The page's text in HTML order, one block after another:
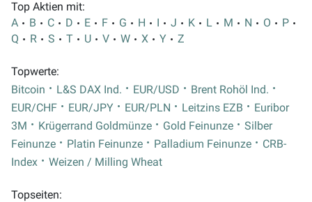
Top Aktien mit:
A
B C D E F G H I J K L M N O
P
Q
R S T U V W X Y Z
Topwerte:
Bitcoin
L&S DAX Ind. EUR/USD
Brent Rohöl Ind.
EUR/CHF
EUR/JPY EUR/PLN Leitzins EZB
Euribor
3M
Krügerrand Goldmünze Gold Feinunze
Silber
Feinunze
Platin Feinunze Palladium Feinunze
CRB-
Index
Weizen / Milling Wheat
Topseiten: